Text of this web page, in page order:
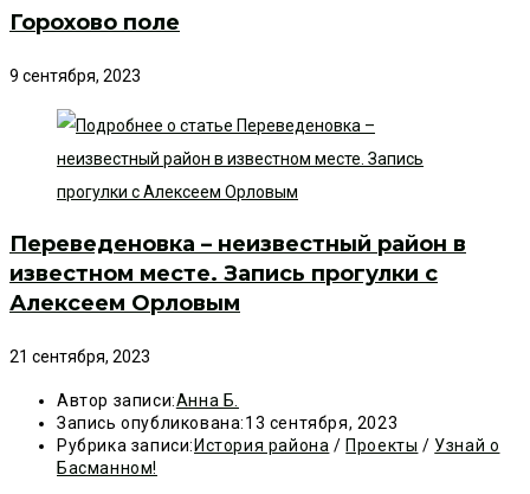
Горохово поле
9 сентября, 2023
Переведеновка – неизвестный район в
известном месте. Запись прогулки с
Алексеем Орловым
21 сентября, 2023
Автор записи:Анна Б.
Запись опубликована:13 сентября, 2023
Рубрика записи: История района / Проекты / Узнай о
Басманном!